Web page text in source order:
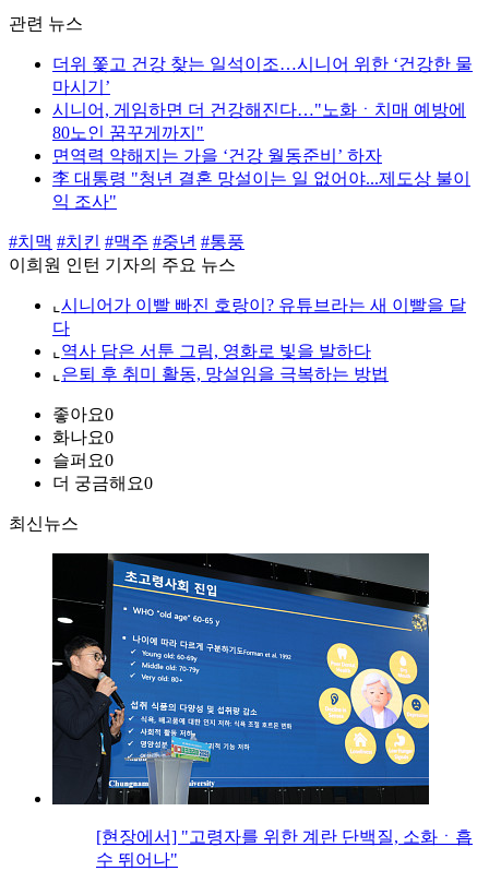
관련 뉴스
더위 쫓고 건강 찾는 일석이조…시니어 위한 ‘건강한 물
마시기’
시니어, 게임하면 더 건강해진다…"노화ㆍ치매 예방에
80노인 꿈꾸게까지"
면역력 약해지는 가을 ‘건강 월동준비’ 하자
李 대통령 "청년 결혼 망설이는 일 없어야...제도상 불이
익 조사"
#치맥 #치킨 #맥주 #중년 #통풍
이희원 인턴 기자의 주요 뉴스
⌞ 시니어가 이빨 빠진 호랑이? 유튜브라는 새 이빨을 달
다
⌞ 역사 담은 서툰 그림, 영화로 빛을 발하다
⌞ 은퇴 후 취미 활동, 망설임을 극복하는 방법
좋아요0
화나요0
슬퍼요0
더 궁금해요0
최신뉴스
[현장에서] "고령자를 위한 계란 단백질, 소화ㆍ흡
수 뛰어나"